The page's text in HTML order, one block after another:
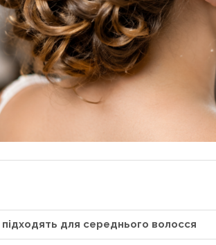
підходять для середнього волосся